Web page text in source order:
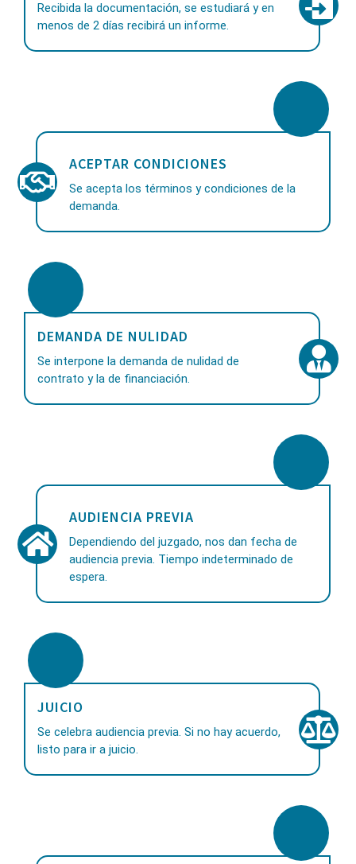
Recibida la documentación, se estudiará y en
menos de 2 días recibirá un informe.
ACEPTAR CONDICIONES
Se acepta los términos y condiciones de la
demanda.
DEMANDA DE NULIDAD
Se interpone la demanda de nulidad de
contrato y la de financiación.
AUDIENCIA PREVIA
Dependiendo del juzgado, nos dan fecha de
audiencia previa. Tiempo indeterminado de
espera.
JUICIO
Se celebra audiencia previa. Si no hay acuerdo,
listo para ir a juicio.